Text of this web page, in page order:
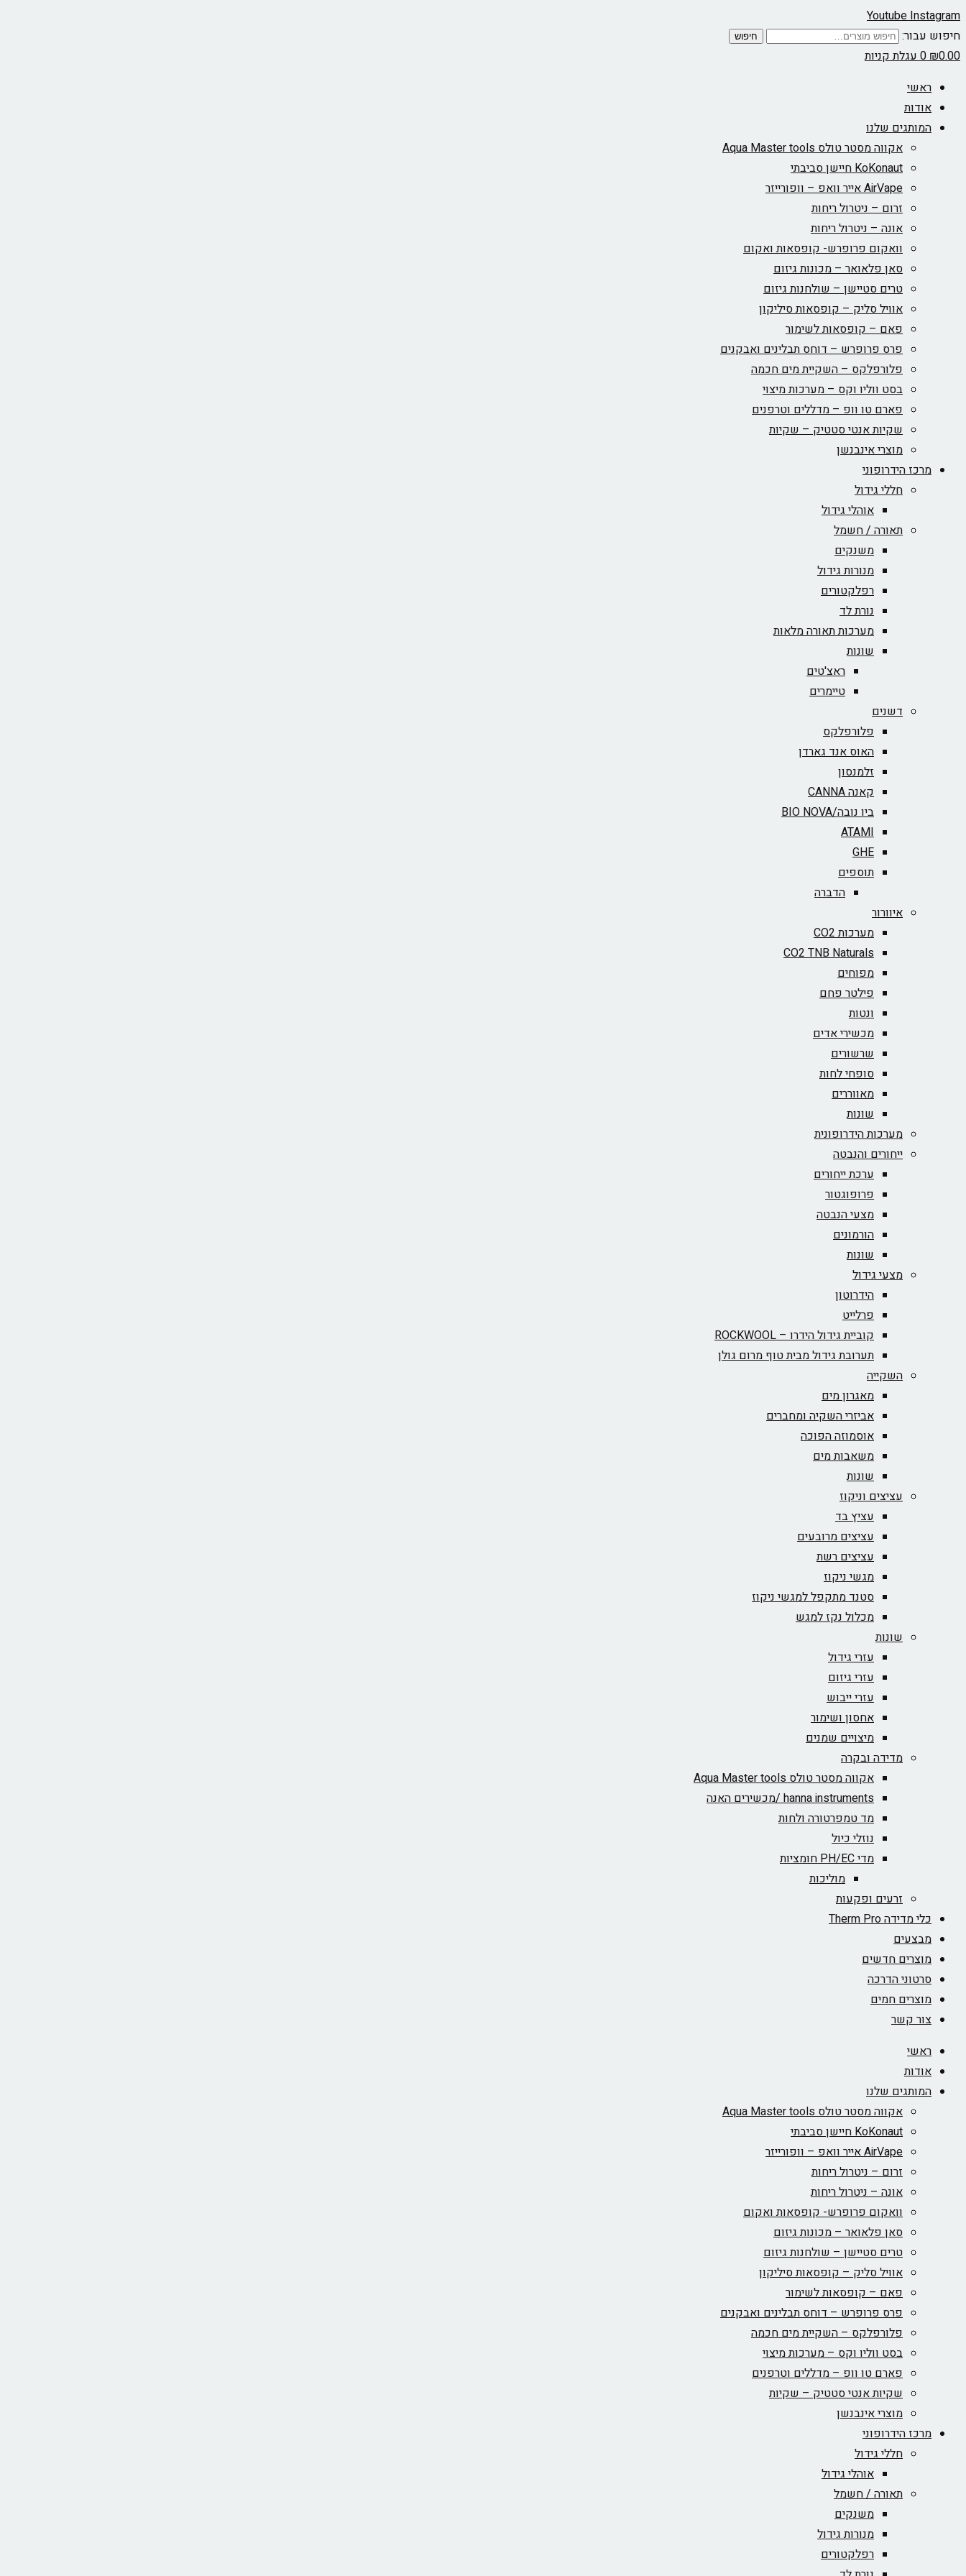
YoutubeInstagram
חיפוש עבור:
חיפוש
₪0.00
0עגלת קניות
ראשי
אודות
המותגים שלנו
אקווה מסטר טולס Aqua Master tools
KoKonaut חיישן סביבתי
AirVape אייר וואפ – וופורייזר
זרום – ניטרול ריחות
אונה – ניטרול ריחות
וואקום פרופרש- קופסאות ואקום
סאן פלאואר – מכונות גיזום
טרים סטיישן – שולחנות גיזום
אוויל סליק – קופסאות סיליקון
פאם – קופסאות לשימור
פרס פרופרש – דוחס תבלינים ואבקנים
פלורפלקס – השקיית מים חכמה
בסט ווליו וקס – מערכות מיצוי
פארם טו וופ – מדללים וטרפנים
שקיות אנטי סטטיק – שקיות
מוצרי אינבנשן
מרכז הידרופוני
חללי גידול
אוהלי גידול
תאורה / חשמל
משנקים
מנורות גידול
רפלקטורים
נורת לד
מערכות תאורה מלאות
שונות
ראצ'טים
טיימרים
דשנים
פלורפלקס
האוס אנד גארדן
זלמנסון
קאנה CANNA
ביו נובה/BIO NOVA‏
ATAMI
GHE
תוספים
הדברה
איוורור
מערכות CO2
CO2 TNB Naturals
מפוחים
פילטר פחם
ונטות
מכשירי אדים
שרשורים
סופחי לחות
מאווררים
שונות
מערכות הידרופונית
ייחורים והנבטה
ערכת ייחורים
פרופוגטור
מצעי הנבטה
הורמונים
שונות
מצעי גידול
הידרוטון
פרלייט
קוביית גידול הידרו – ROCKWOOL‏
תערובת גידול מבית טוף מרום גולן
השקייה
מאגרון מים
אביזרי השקיה ומחברים
אוסמוזה הפוכה
משאבות מים
שונות
עציצים וניקוז
עציץ בד
עציצים מרובעים
עציצים רשת
מגשי ניקוז
סטנד מתקפל למגשי ניקוז
מכלול נקז למגש
שונות
עזרי גידול
עזרי גיזום
עזרי ייבוש
אחסון ושימור
מיצויים שמנים
מדידה ובקרה
אקווה מסטר טולס Aqua Master tools
hanna instruments /מכשירים האנה
מד טמפרטורה ולחות
נוזלי כיול
מדי PH/EC חומציות
מוליכות
זרעים ופקעות
כלי מדידה Therm Pro
מבצעים
מוצרים חדשים
סרטוני הדרכה
מוצרים חמים
צור קשר
ראשי
אודות
המותגים שלנו
אקווה מסטר טולס Aqua Master tools
KoKonaut חיישן סביבתי
AirVape אייר וואפ – וופורייזר
זרום – ניטרול ריחות
אונה – ניטרול ריחות
וואקום פרופרש- קופסאות ואקום
סאן פלאואר – מכונות גיזום
טרים סטיישן – שולחנות גיזום
אוויל סליק – קופסאות סיליקון
פאם – קופסאות לשימור
פרס פרופרש – דוחס תבלינים ואבקנים
פלורפלקס – השקיית מים חכמה
בסט ווליו וקס – מערכות מיצוי
פארם טו וופ – מדללים וטרפנים
שקיות אנטי סטטיק – שקיות
מוצרי אינבנשן
מרכז הידרופוני
חללי גידול
אוהלי גידול
תאורה / חשמל
משנקים
מנורות גידול
רפלקטורים